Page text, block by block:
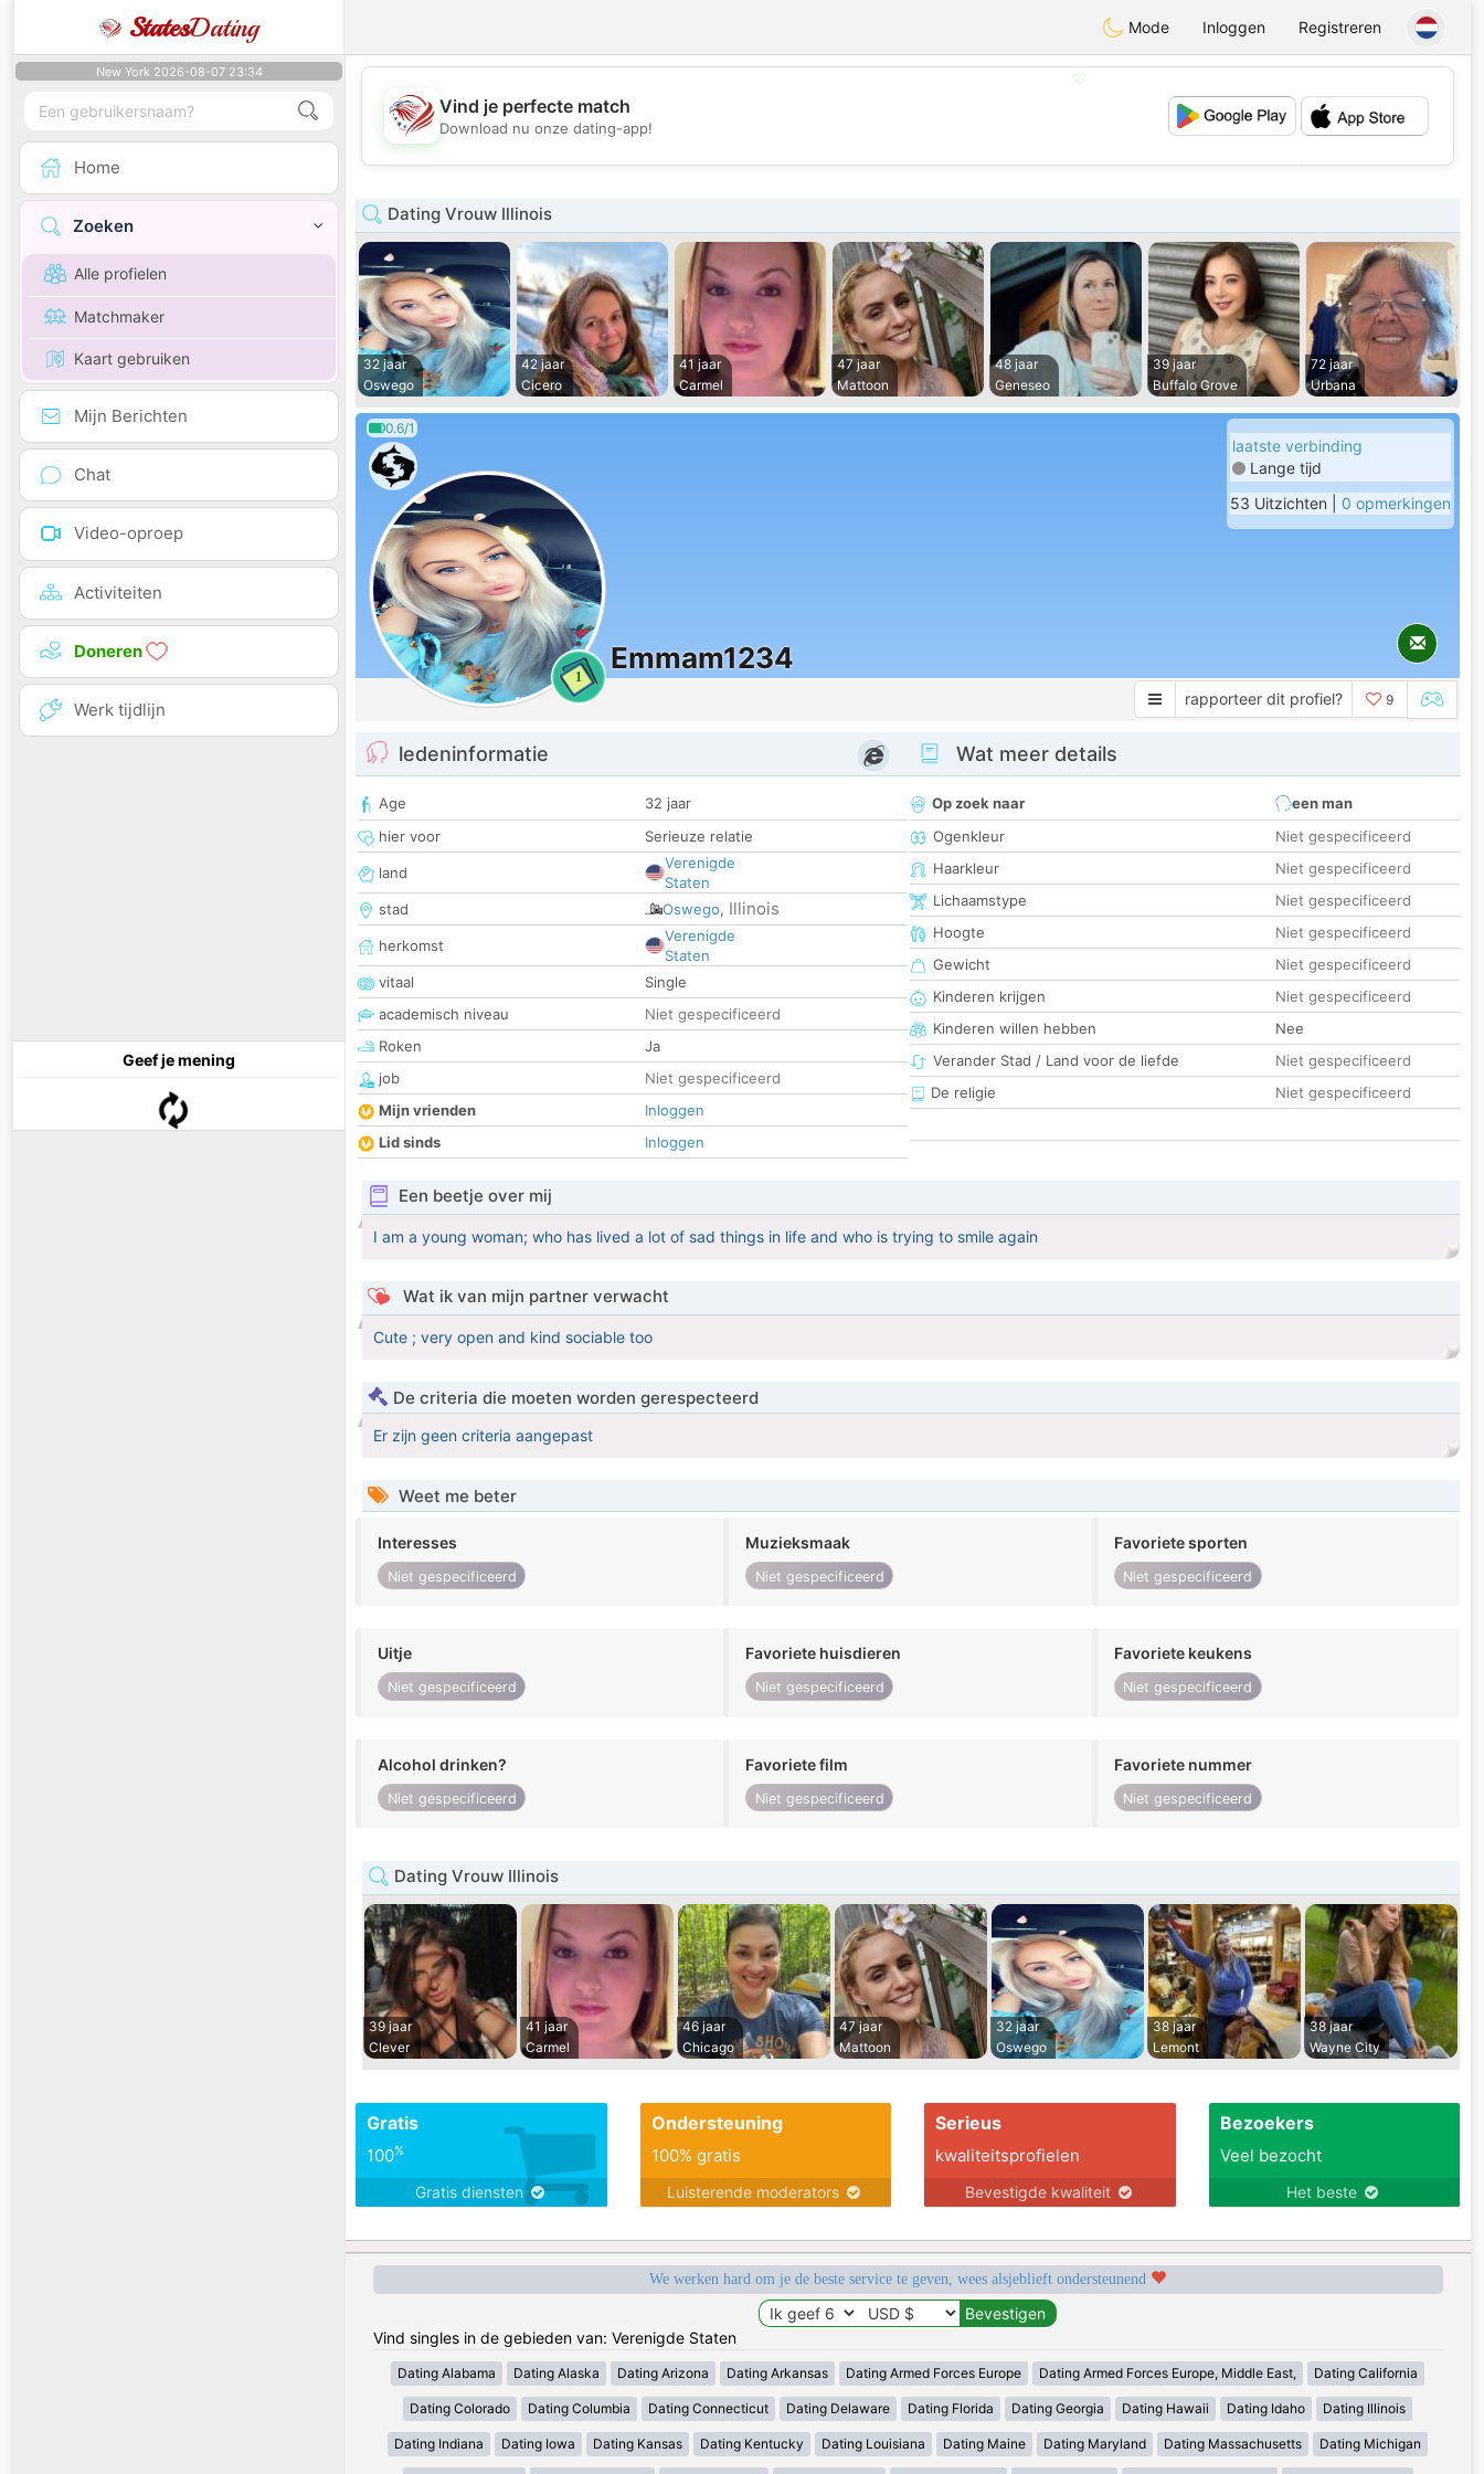
StatesDating Mode Inloggen Registreren
New York 2026-08-07 23:34
Home
Zoeken
Alle profielen
Matchmaker
Kaart gebruiken
Mijn Berichten
Chat
Video-oproep
Activiteiten
Doneren
Werk tijdlijn
Geef je mening
💕
Vind je perfecte match
Download nu onze dating-app!
Dating Vrouw Illinois
32 jaar
Oswego
42 jaar
Cicero
41 jaar
Carmel
47 jaar
Mattoon
48 jaar
Geneseo
39 jaar
Buffalo Grove
72 jaar
Urbana
0.6/1
1
Emmam1234
laatste verbinding
Lange tijd
53 Uitzichten | 0 opmerkingen
rapporteer dit profiel? 9
ledeninformatie
Age
32 jaar
hier voor
Serieuze relatie
land
Verenigde
Staten
stad
Oswego, Illinois
herkomst
Verenigde
Staten
vitaal
Single
academisch niveau
Niet gespecificeerd
Roken
Ja
job
Niet gespecificeerd
Mijn vrienden
Inloggen
Lid sinds
Inloggen
Wat meer details
Op zoek naar
een man
Ogenkleur
Niet gespecificeerd
Haarkleur
Niet gespecificeerd
Lichaamstype
Niet gespecificeerd
Hoogte
Niet gespecificeerd
Gewicht
Niet gespecificeerd
Kinderen krijgen
Niet gespecificeerd
Kinderen willen hebben
Nee
Verander Stad / Land voor de liefde
Niet gespecificeerd
De religie
Niet gespecificeerd
Een beetje over mij
I am a young woman; who has lived a lot of sad things in life and who is trying to smile again
Wat ik van mijn partner verwacht
Cute ; very open and kind sociable too
De criteria die moeten worden gerespecteerd
Er zijn geen criteria aangepast
Weet me beter
Interesses
Niet gespecificeerd
Muzieksmaak
Niet gespecificeerd
Favoriete sporten
Niet gespecificeerd
Uitje
Niet gespecificeerd
Favoriete huisdieren
Niet gespecificeerd
Favoriete keukens
Niet gespecificeerd
Alcohol drinken?
Niet gespecificeerd
Favoriete film
Niet gespecificeerd
Favoriete nummer
Niet gespecificeerd
Dating Vrouw Illinois
39 jaar
Clever
41 jaar
Carmel
46 jaar
Chicago
47 jaar
Mattoon
32 jaar
Oswego
38 jaar
Lemont
38 jaar
Wayne City
Gratis
100%
Gratis diensten
Ondersteuning
100% gratis
Luisterende moderators
Serieus
kwaliteitsprofielen
Bevestigde kwaliteit
Bezoekers
Veel bezocht
Het beste
We werken hard om je de beste service te geven, wees alsjeblieft ondersteunend
Vind singles in de gebieden van: Verenigde Staten
Dating Alabama Dating Alaska Dating Arizona Dating Arkansas Dating Armed Forces Europe Dating Armed Forces Europe, Middle East, Dating California
Dating Colorado Dating Columbia Dating Connecticut Dating Delaware Dating Florida Dating Georgia Dating Hawaii Dating Idaho Dating Illinois
Dating Indiana Dating Iowa Dating Kansas Dating Kentucky Dating Louisiana Dating Maine Dating Maryland Dating Massachusetts Dating Michigan